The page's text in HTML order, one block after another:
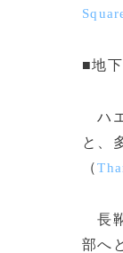
■地
ハ
と、
（
長
部へ